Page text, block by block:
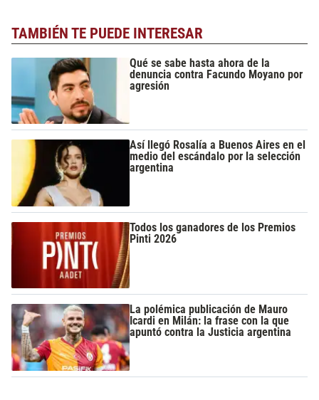
TAMBIÉN TE PUEDE INTERESAR
Qué se sabe hasta ahora de la
denuncia contra Facundo Moyano por
agresión
Así llegó Rosalía a Buenos Aires en el
medio del escándalo por la selección
argentina
Todos los ganadores de los Premios
Pinti 2026
La polémica publicación de Mauro
Icardi en Milán: la frase con la que
apuntó contra la Justicia argentina